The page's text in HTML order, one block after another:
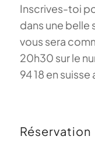
Inscrives-toi
dans une belle
vous sera
20h30 sur le
94 18 en
Réservation